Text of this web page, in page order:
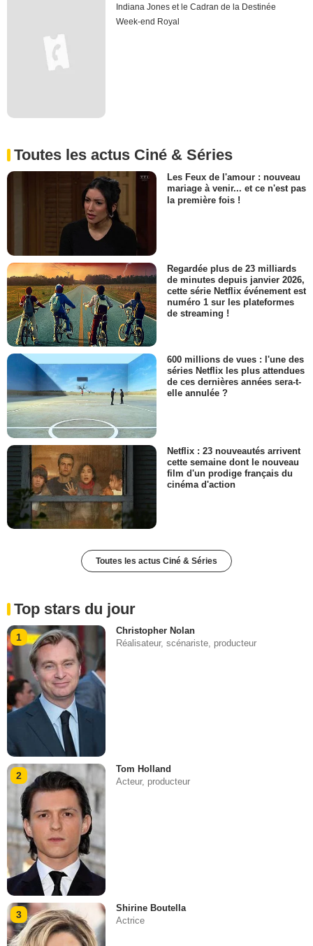
Indiana Jones et le Cadran de la Destinée
Week-end Royal
Toutes les actus Ciné & Séries
Les Feux de l'amour : nouveau
mariage à venir... et ce n'est pas
la première fois !
Regardée plus de 23 milliards
de minutes depuis janvier 2026,
cette série Netflix événement est
numéro 1 sur les plateformes
de streaming !
600 millions de vues : l'une des
séries Netflix les plus attendues
de ces dernières années sera-t-
elle annulée ?
Netflix : 23 nouveautés arrivent
cette semaine dont le nouveau
film d'un prodige français du
cinéma d'action
Toutes les actus Ciné & Séries
Top stars du jour
1
Christopher Nolan
Réalisateur, scénariste, producteur
2
Tom Holland
Acteur, producteur
3
Shirine Boutella
Actrice